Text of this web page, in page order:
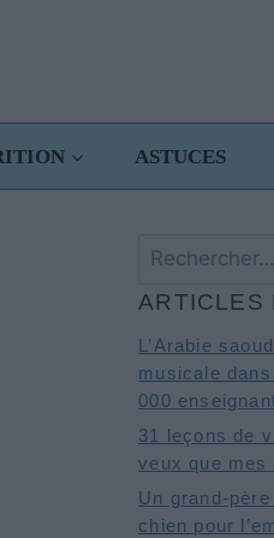
ASTUCES
Rechercher :
ARTICLES
L’Arabie
musicale
000
31 leçons de
veux que mes
Un grand-
chien pour